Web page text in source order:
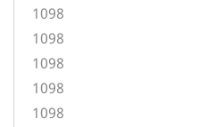
1098
1098
1098
1098
1098